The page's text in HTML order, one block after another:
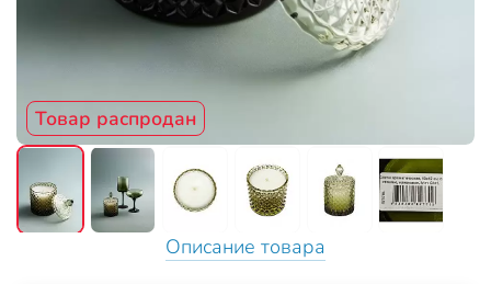
Товар распродан
Описание товара